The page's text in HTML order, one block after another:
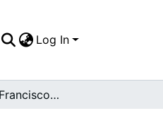
Log In
Iglesia de San Francisco en construcción, lado derecho casa de los Rubiano